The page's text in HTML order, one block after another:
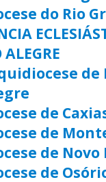
do Rio
ALEGRE
de
de
de
de
de